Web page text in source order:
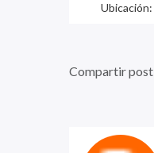
Ubicación:
Compartir post